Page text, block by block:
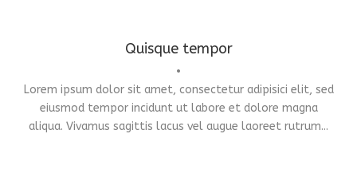
Branding, Logo
Quisque tempor
•
Lorem ipsum dolor sit amet, consectetur adipisici elit, sed
eiusmod tempor incidunt ut labore et dolore magna
aliqua. Vivamus sagittis lacus vel augue laoreet rutrum...